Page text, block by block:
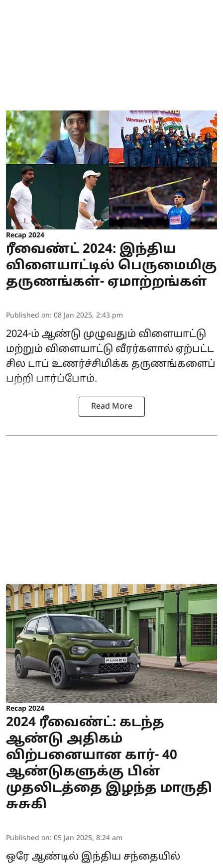
Recap 2024
ரீவைண்ட் 2024: இந்திய
விளையாட்டில் பெருமைமிகு
தருணங்கள்- ஏமாற்றங்கள்
Published on: 08 Jan 2025, 2:43 pm
2024-ம் ஆண்டு முழுவதும் விளையாட்டு
மற்றும் விளையாட்டு வீரர்களால் ஏற்பட்ட
சில டாப் உணர்ச்சிமிக்க தருணங்களைப்
பற்றி பார்ப்போம்.
Read More
Recap 2024
2024 ரீவைண்ட்: கடந்த
ஆண்டு அதிகம்
விற்பனையான கார்- 40
ஆண்டுகளுக்கு பின்
முதலிடத்தை இழந்த மாருதி
சுசுகி
Published on: 05 Jan 2025, 8:24 am
ஒரே ஆண்டில் இந்திய சந்தையில்